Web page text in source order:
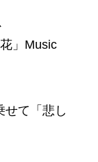
」Music
せて「悲し